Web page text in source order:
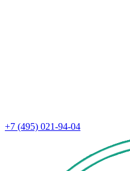
+7 (495) 021-94-04